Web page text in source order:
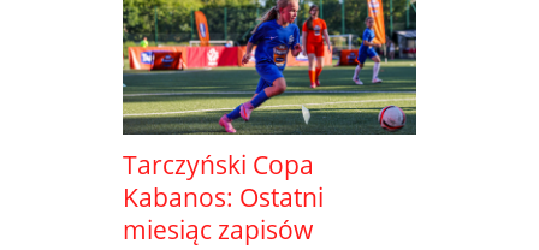
Tarczyński Copa
Kabanos: Ostatni
miesiąc zapisów